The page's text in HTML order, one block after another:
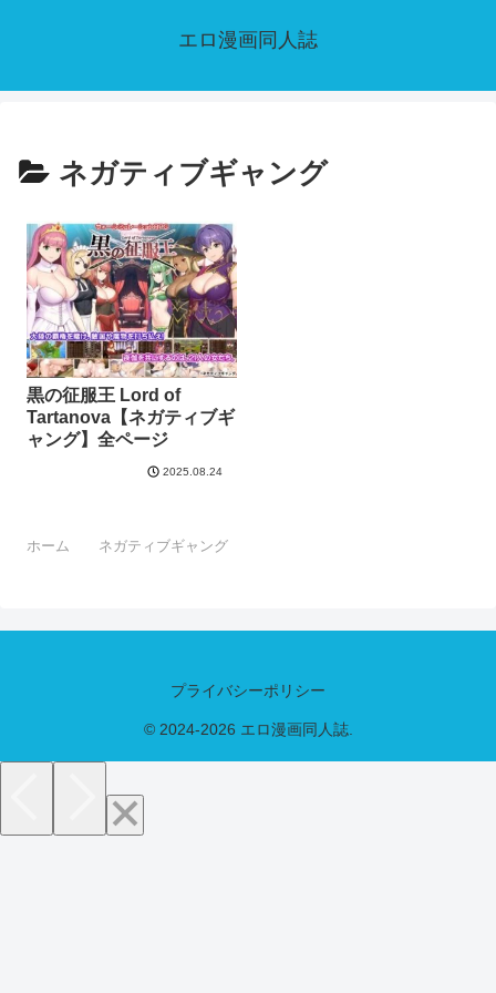
エロ漫画同人誌
ネガティブギャング
黒の征服王 Lord of
Tartanova【ネガティブギ
ャング】全ページ
2025.08.24
ホーム ネガティブギャング
プライバシーポリシー
© 2024-2026 エロ漫画同人誌.